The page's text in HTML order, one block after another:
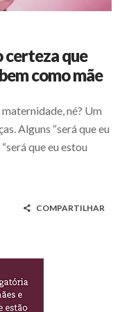
certeza que
como mãe
né? Um
Alguns “será que eu
que eu estou
COMPARTILHAR